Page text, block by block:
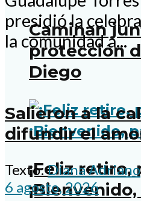
Caminan
protección
Diego
¡Feliz retiro,
presidió la
la comunidad a...
Salieron a la
difundir el
Texto: Diana Adriano
6 agosto, 2026